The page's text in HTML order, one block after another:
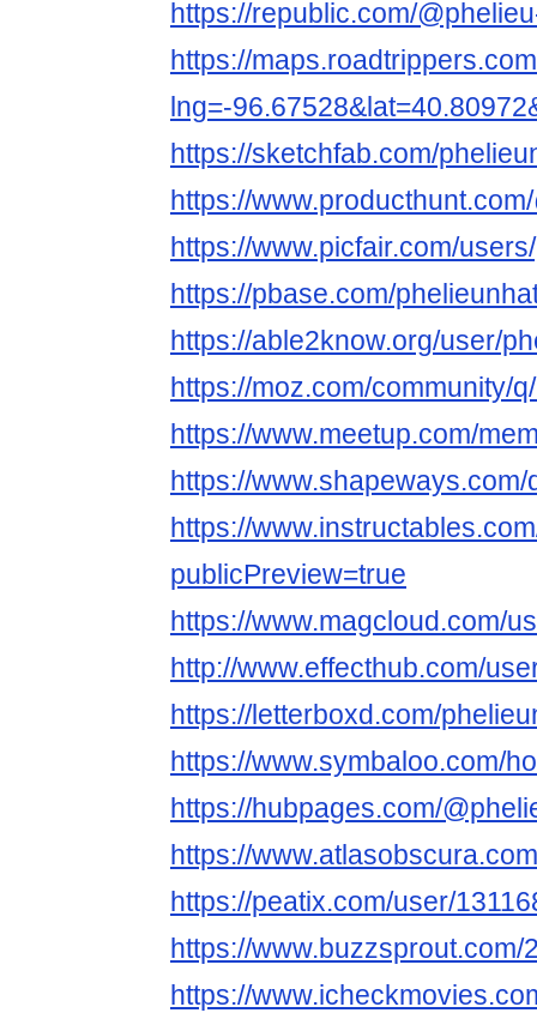
https://republic.com/
https://
lng=-
https://sketchfab.com/
https://
https://www.picfair.com/
https://pbase.com/
https://able2know.org/user/
https://moz.com/community/
https://www.meetup.com/
https://
https://
publicPreview=true
https://www.magcloud.com/
http://www.effecthub.com/
https://letterboxd.com/
https://www.symbaloo.com/
https://hubpages.com/
https://
https://peatix.com/user/
https://www.buzzsprout.com/
https://